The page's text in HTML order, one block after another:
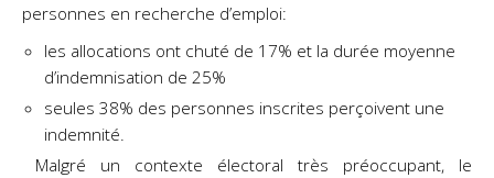
personnes en recherche d’emploi:
les allocations ont chuté de 17% et la durée moyenne
d’indemnisation de 25%
seules 38% des personnes inscrites perçoivent une
indemnité.
Malgré un contexte électoral très préoccupant, le